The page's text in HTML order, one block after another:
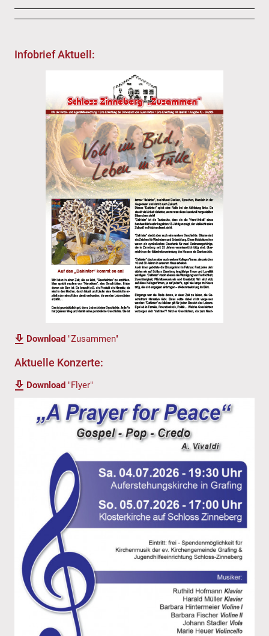
Infobrief Aktuell:
Download "Zusammen"
Aktuelle Konzerte:
Download "Flyer"